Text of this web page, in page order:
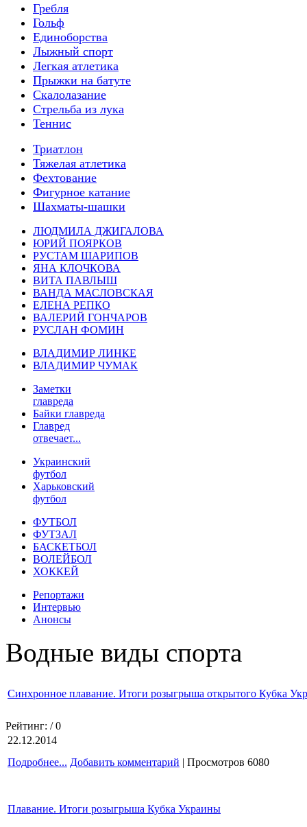
Гребля
Гольф
Единоборства
Лыжный спорт
Легкая атлетика
Прыжки на батуте
Скалолазание
Стрельба из лука
Теннис
Триатлон
Тяжелая атлетика
Фехтование
Фигурное катание
Шахматы-шашки
ЛЮДМИЛА ДЖИГАЛОВА
ЮРИЙ ПОЯРКОВ
РУСТАМ ШАРИПОВ
ЯНА КЛОЧКОВА
ВИТА ПАВЛЫШ
ВАНДА МАСЛОВСКАЯ
ЕЛЕНА РЕПКО
ВАЛЕРИЙ ГОНЧАРОВ
РУСЛАН ФОМИН
ВЛАДИМИР ЛИНКЕ
ВЛАДИМИР ЧУМАК
Заметки
главреда
Байки главреда
Главред
отвечает...
Украинский
футбол
Харьковский
футбол
ФУТБОЛ
ФУТЗАЛ
БАСКЕТБОЛ
ВОЛЕЙБОЛ
ХОККЕЙ
Репортажи
Интервью
Анонсы
Водные виды спорта
Синхронное плавание. Итоги розыгрыша открытого Кубка
Рейтинг: / 0
22.12.2014
Подробнее... Добавить комментарий | Просмотров 6080
Плавание. Итоги розыгрыша Кубка Украины